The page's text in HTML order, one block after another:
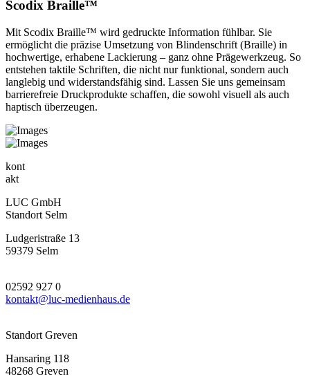
Scodix Braille™
Mit Scodix Braille™ wird gedruckte Information fühlbar. Sie
ermöglicht die präzise Umsetzung von Blindenschrift (Braille) in
hochwertige, erhabene Lackierung – ganz ohne Prägewerkzeug. So
entstehen taktile Schriften, die nicht nur funktional, sondern auch
langlebig und widerstandsfähig sind. Lassen Sie uns gemeinsam
barrierefreie Druckprodukte schaffen, die sowohl visuell als auch
haptisch überzeugen.
kont
akt
LUC GmbH
Standort Selm
Ludgeristraße 13
59379 Selm
02592 927 0
kontakt@luc-medienhaus.de
Standort Greven
Hansaring 118
48268 Greven